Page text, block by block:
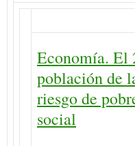
Economía. El
población de
riesgo de
social